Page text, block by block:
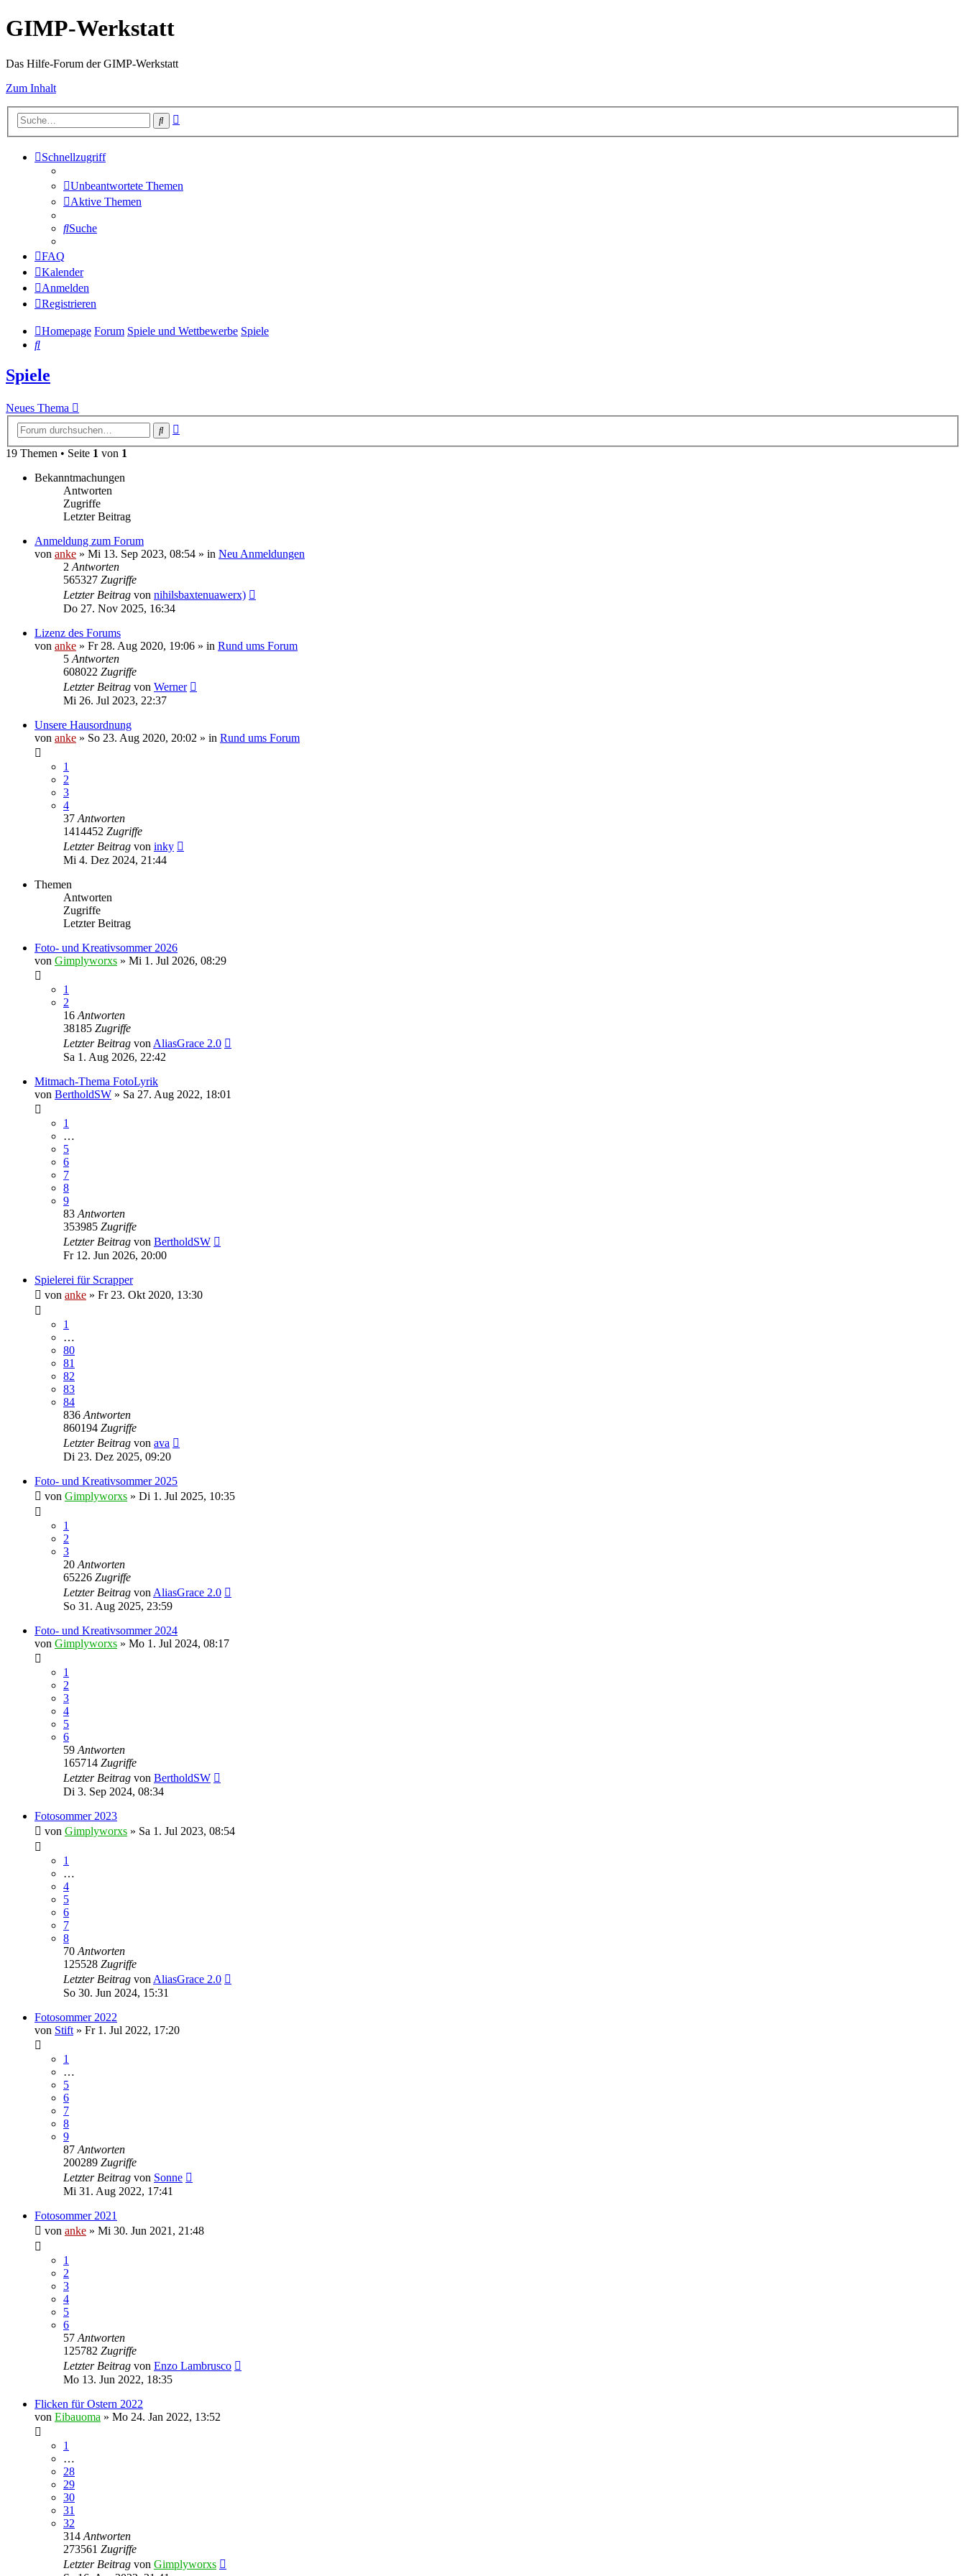
GIMP-Werkstatt
Das Hilfe-Forum der GIMP-Werkstatt
Zum Inhalt
Suche
Schnellzugriff
Unbeantwortete Themen
Aktive Themen
Suche
FAQ
Kalender
Anmelden
Registrieren
Homepage Forum Spiele und Wettbewerbe Spiele
Suche
Spiele
Neues Thema
Suche
19 Themen • Seite 1 von 1
Bekanntmachungen
Antworten
Zugriffe
Letzter Beitrag
Anmeldung zum Forum
von anke » Mi 13. Sep 2023, 08:54 » in Neu Anmeldungen
2 Antworten
565327 Zugriffe
Letzter Beitrag von nihilsbaxtenuawerx)
Do 27. Nov 2025, 16:34
Lizenz des Forums
von anke » Fr 28. Aug 2020, 19:06 » in Rund ums Forum
5 Antworten
608022 Zugriffe
Letzter Beitrag von Werner
Mi 26. Jul 2023, 22:37
Unsere Hausordnung
von anke » So 23. Aug 2020, 20:02 » in Rund ums Forum
1
2
3
4
37 Antworten
1414452 Zugriffe
Letzter Beitrag von inky
Mi 4. Dez 2024, 21:44
Themen
Antworten
Zugriffe
Letzter Beitrag
Foto- und Kreativsommer 2026
von Gimplyworxs » Mi 1. Jul 2026, 08:29
1
2
16 Antworten
38185 Zugriffe
Letzter Beitrag von AliasGrace 2.0
Sa 1. Aug 2026, 22:42
Mitmach-Thema FotoLyrik
von BertholdSW » Sa 27. Aug 2022, 18:01
1
…
5
6
7
8
9
83 Antworten
353985 Zugriffe
Letzter Beitrag von BertholdSW
Fr 12. Jun 2026, 20:00
Spielerei für Scrapper
von anke » Fr 23. Okt 2020, 13:30
1
…
80
81
82
83
84
836 Antworten
860194 Zugriffe
Letzter Beitrag von ava
Di 23. Dez 2025, 09:20
Foto- und Kreativsommer 2025
von Gimplyworxs » Di 1. Jul 2025, 10:35
1
2
3
20 Antworten
65226 Zugriffe
Letzter Beitrag von AliasGrace 2.0
So 31. Aug 2025, 23:59
Foto- und Kreativsommer 2024
von Gimplyworxs » Mo 1. Jul 2024, 08:17
1
2
3
4
5
6
59 Antworten
165714 Zugriffe
Letzter Beitrag von BertholdSW
Di 3. Sep 2024, 08:34
Fotosommer 2023
von Gimplyworxs » Sa 1. Jul 2023, 08:54
1
…
4
5
6
7
8
70 Antworten
125528 Zugriffe
Letzter Beitrag von AliasGrace 2.0
So 30. Jun 2024, 15:31
Fotosommer 2022
von Stift » Fr 1. Jul 2022, 17:20
1
…
5
6
7
8
9
87 Antworten
200289 Zugriffe
Letzter Beitrag von Sonne
Mi 31. Aug 2022, 17:41
Fotosommer 2021
von anke » Mi 30. Jun 2021, 21:48
1
2
3
4
5
6
57 Antworten
125782 Zugriffe
Letzter Beitrag von Enzo Lambrusco
Mo 13. Jun 2022, 18:35
Flicken für Ostern 2022
von Eibauoma » Mo 24. Jan 2022, 13:52
1
…
28
29
30
31
32
314 Antworten
273561 Zugriffe
Letzter Beitrag von Gimplyworxs